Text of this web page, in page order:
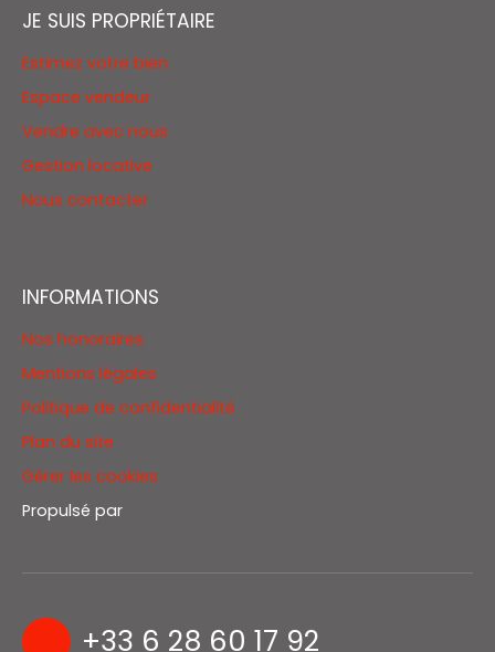
JE SUIS PROPRIÉTAIRE
Estimez votre bien
Espace vendeur
Vendre avec nous
Gestion locative
Nous contacter
INFORMATIONS
Nos honoraires
Mentions légales
Politique de confidentialité
Plan du site
Gérer les cookies
Propulsé par
+33 6 28 60 17 92